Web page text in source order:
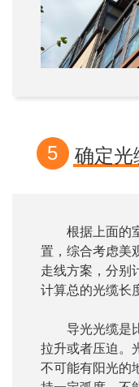
5 确定光
根据上面的
置，综合考虑美
走线方案，分别
计算总的光缆长
导光光缆是
拉升或者压迫。
不可能有阳光的